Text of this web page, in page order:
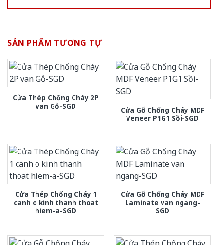
SẢN PHẨM TƯƠNG TỰ
Cửa Thép Chống Cháy 2P
van Gỗ-SGD
Cửa Gỗ Chống Cháy MDF
Veneer P1G1 Sồi-SGD
Cửa Thép Chống Cháy 1
canh o kinh thanh thoat
hiem-a-SGD
Cửa Gỗ Chống Cháy MDF
Laminate van ngang-
SGD